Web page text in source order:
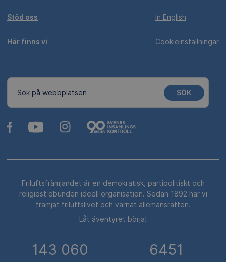
Stöd oss
Här finns vi
In English
Cookieinställningar
Sök på webbplatsen SÖK
Friluftsfrämjandet är en demokratisk, partipolitiskt och
religiöst obunden ideell organisation. Sedan 1892 har vi
främjat friluftslivet och värnat allemansrätten.
Låt äventyret börja!
143 060 6451